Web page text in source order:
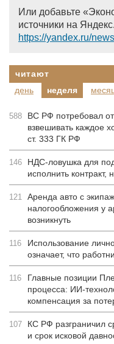
Или добавьте
источники на
https://yandex.ru/
читают
день
неделя
588
ВС РФ потребовал
взвешивать каждое
ст. 333 ГК РФ
146
НДС-ловушка для
исполнить контракт,
121 Аренда авто с
налогообложения у
возникнуть
116
Использование
означает, что
116
Главные позиции
процесса: ИИ-
компенсация за
107
КС РФ разграничил
и срок исковой